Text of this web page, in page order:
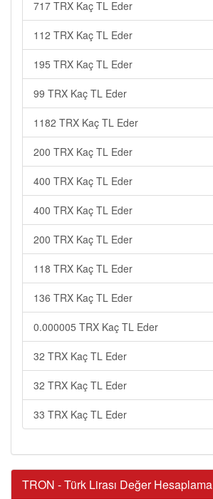
717 TRX Kaç TL Eder
112 TRX Kaç TL Eder
195 TRX Kaç TL Eder
99 TRX Kaç TL Eder
1182 TRX Kaç TL Eder
200 TRX Kaç TL Eder
400 TRX Kaç TL Eder
400 TRX Kaç TL Eder
200 TRX Kaç TL Eder
118 TRX Kaç TL Eder
136 TRX Kaç TL Eder
0.000005 TRX Kaç TL Eder
32 TRX Kaç TL Eder
32 TRX Kaç TL Eder
33 TRX Kaç TL Eder
TRON - Türk Lirası Değer Hesaplama